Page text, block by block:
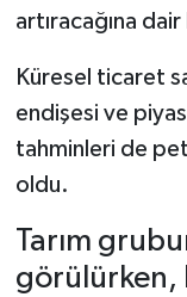
artıracağına
Küresel ticaret
endişesi ve
tahminleri de
oldu.
Tarım
görülürken,